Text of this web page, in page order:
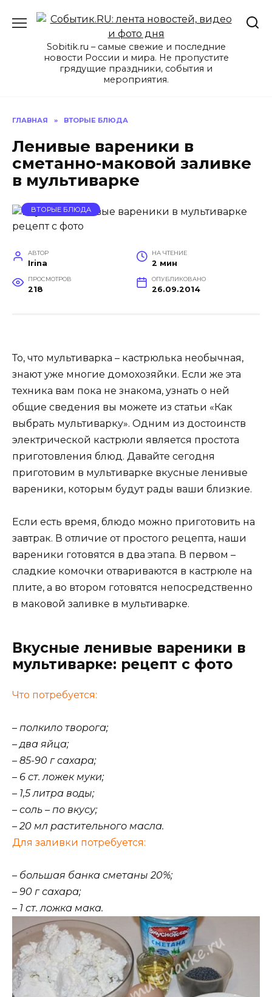
Sobitik.ru – самые свежие и последние
новости России и мира. Не пропустите
грядущие праздники, события и
мероприятия.
ГЛАВНАЯ » ВТОРЫЕ БЛЮДА
Ленивые вареники в
сметанно-маковой заливке
в мультиварке
ВТОРЫЕ БЛЮДА
АВТОР
Irina
НА ЧТЕНИЕ
2 мин
ПРОСМОТРОВ
218
ОПУБЛИКОВАНО
26.09.2014
То, что мультиварка – кастрюлька необычная,
знают уже многие домохозяйки. Если же эта
техника вам пока не знакома, узнать о ней
общие сведения вы можете из статьи «Как
выбрать мультиварку». Одним из достоинств
электрической кастрюли является простота
приготовления блюд. Давайте сегодня
приготовим в мультиварке вкусные ленивые
вареники, которым будут рады ваши близкие.
Если есть время, блюдо можно приготовить на
завтрак. В отличие от простого рецепта, наши
вареники готовятся в два этапа. В первом –
сладкие комочки отвариваются в кастрюле на
плите, а во втором готовятся непосредственно
в маковой заливке в мультиварке.
Вкусные ленивые вареники в
мультиварке: рецепт с фото
Что потребуется:
– полкило творога;
– два яйца;
– 85-90 г сахара;
– 6 ст. ложек муки;
– 1,5 литра воды;
– соль – по вкусу;
– 20 мл растительного масла.
Для заливки потребуется:
– большая банка сметаны 20%;
– 90 г сахара;
– 1 ст. ложка мака.